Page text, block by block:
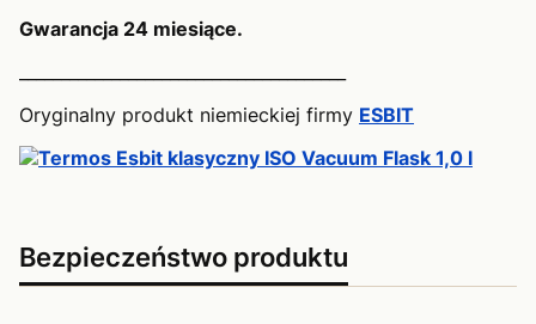
Gwarancja 24 miesiące.
Oryginalny produkt niemieckiej firmy ESBIT
Bezpieczeństwo produktu